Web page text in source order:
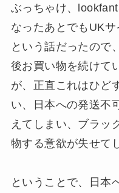
ぶっちゃけ、
なったあとでもUK
という話だったので
後お買い物を続けて
が、正直これはひど
い、日本への発送不
えてしまい、ブラッ
物する意欲が失せて
ということで、日本